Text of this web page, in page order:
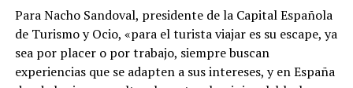
Para Nacho Sandoval, presidente de la Capital Española
de Turismo y Ocio, «para el turista viajar es su escape, ya
sea por placer o por trabajo, siempre buscan
experiencias que se adapten a sus intereses, y en España